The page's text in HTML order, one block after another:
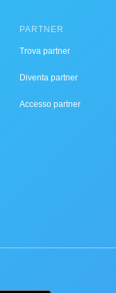
PARTNER
Trova partner
Diventa partner
Accesso partner